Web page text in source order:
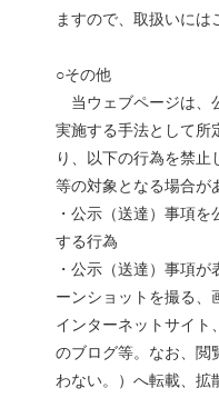
ますので、取扱いには
○その他
当ウェブページは、
実施する手法として所
り、以下の行為を禁
等の対象となる場合が
・公示（送達）事項
する行為
・公示（送達）事項
ーンショットを撮る、
インターネットサイト
のブログ等。なお、閲
わない。）へ転載、拡